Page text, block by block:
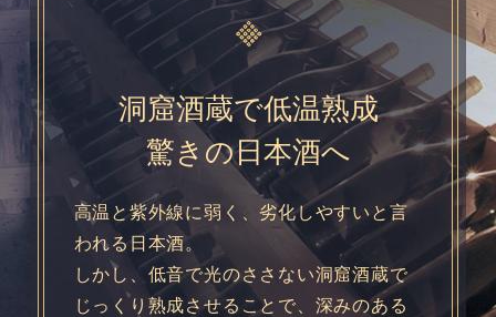
洞窟酒蔵で低温熟成
驚きの日本酒へ
高温と紫外線に弱く、劣化しやすいと言
われる日本酒。
しかし、低音で光のささない洞窟酒蔵で
じっくり熟成させることで、深みのある